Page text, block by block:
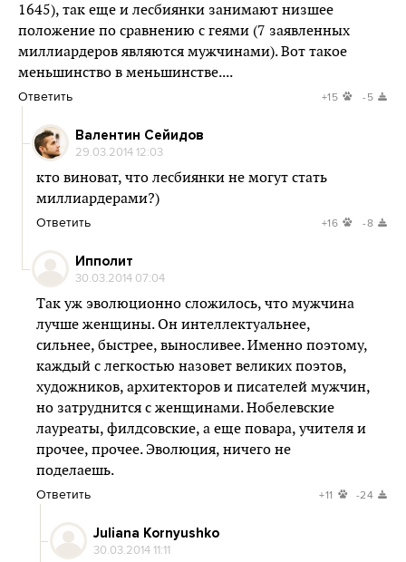
1645), так еще и лесбиянки занимают низшее
положение по сравнению с геями (7 заявленных
миллиардеров являются мужчинами). Вот такое
меньшинство в меньшинстве....
Ответить +15 -5
Валентин Сейидов
29.03.2014 12:03
кто виноват, что лесбиянки не могут стать
миллиардерами?)
Ответить +16 -8
Ипполит
30.03.2014 07:04
Так уж эволюционно сложилось, что мужчина
лучше женщины. Он интеллектуальнее,
сильнее, быстрее, выносливее. Именно поэтому,
каждый с легкостью назовет великих поэтов,
художников, архитекторов и писателей мужчин,
но затруднится с женщинами. Нобелевские
лауреаты, филдсовские, а еще повара, учителя и
прочее, прочее. Эволюция, ничего не
поделаешь.
Ответить +11 -24
Juliana Kornyushko
30.03.2014 11:11